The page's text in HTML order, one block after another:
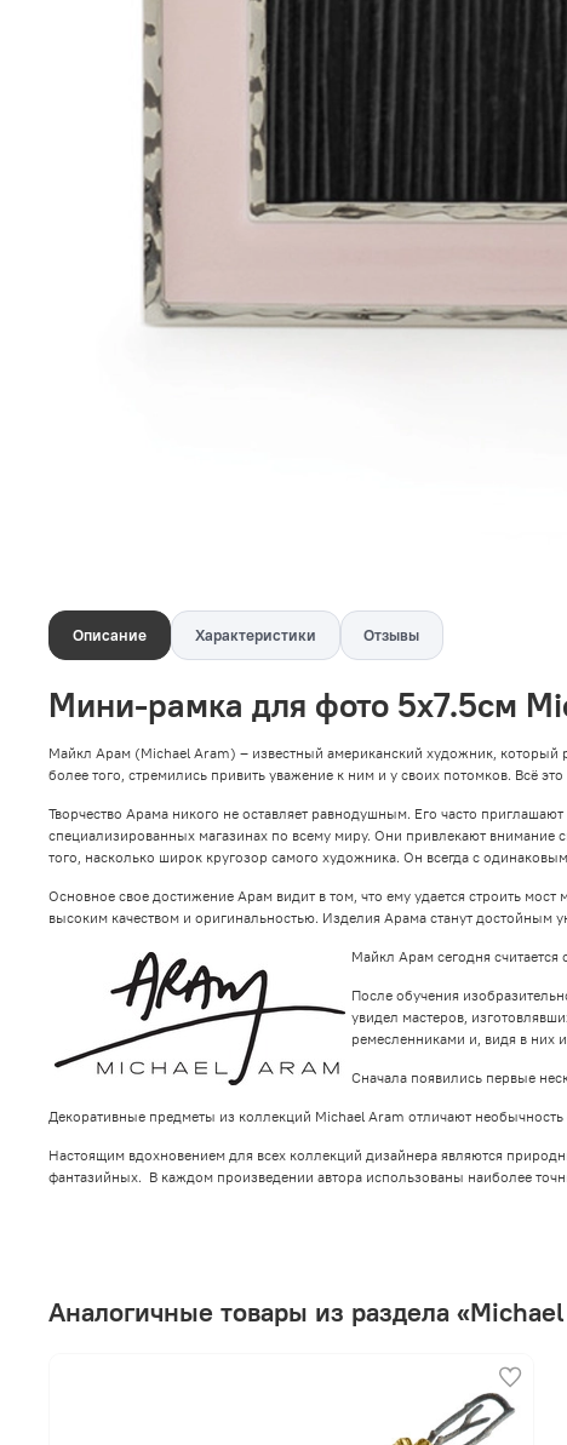
Описание Характеристики Отзывы
Мини-рамка для фото 5х7.5см
Майкл Арам (Michael Aram) – известный американский художник, который
более того, стремились привить уважение к ним и у своих потомков. Всё
Творчество Арама никого не оставляет равнодушным. Его часто
специализированных магазинах по всему миру. Они привлекают внимание
того, насколько широк кругозор самого художника. Он всегда с
Основное свое достижение Арам видит в том, что ему удается строить
высоким качеством и оригинальностью. Изделия Арама станут достойным
Майкл Арам сегодня
После обучения
увидел мастеров,
ремесленниками и, видя в них
Сначала появились первые
Декоративные предметы из коллекций Michael Aram отличают
Настоящим вдохновением для всех коллекций дизайнера являются
фантазийных. В каждом произведении автора использованы наиболее
Аналогичные товары из раздела